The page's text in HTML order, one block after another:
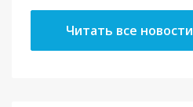
Читать все новости